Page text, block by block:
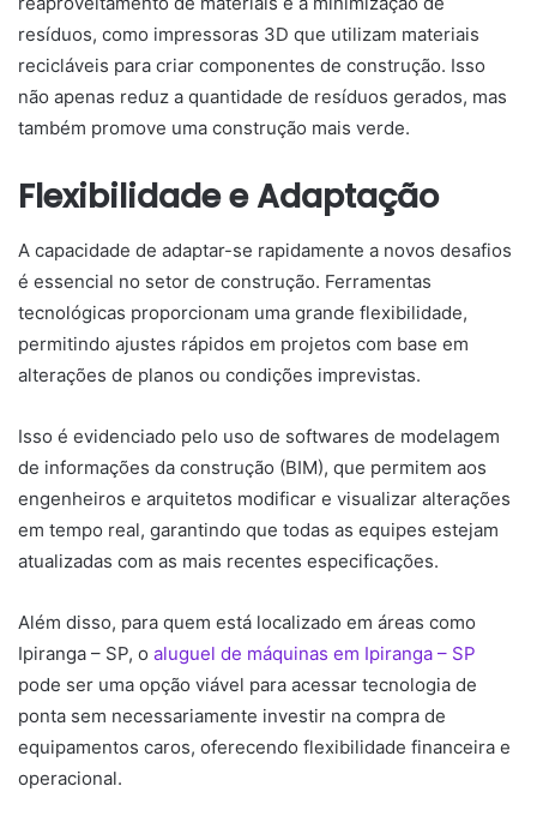
resíduos, como impressoras 3D que utilizam materiais
recicláveis para criar componentes de construção. Isso
não apenas reduz a quantidade de resíduos gerados, mas
também promove uma construção mais verde.
Flexibilidade e Adaptação
A capacidade de adaptar-se rapidamente a novos desafios
é essencial no setor de construção. Ferramentas
tecnológicas proporcionam uma grande flexibilidade,
permitindo ajustes rápidos em projetos com base em
alterações de planos ou condições imprevistas.
Isso é evidenciado pelo uso de softwares de modelagem
de informações da construção (BIM), que permitem aos
engenheiros e arquitetos modificar e visualizar alterações
em tempo real, garantindo que todas as equipes estejam
atualizadas com as mais recentes especificações.
Além disso, para quem está localizado em áreas como
Ipiranga – SP, o aluguel de máquinas em Ipiranga – SP
pode ser uma opção viável para acessar tecnologia de
ponta sem necessariamente investir na compra de
equipamentos caros, oferecendo flexibilidade financeira e
operacional.